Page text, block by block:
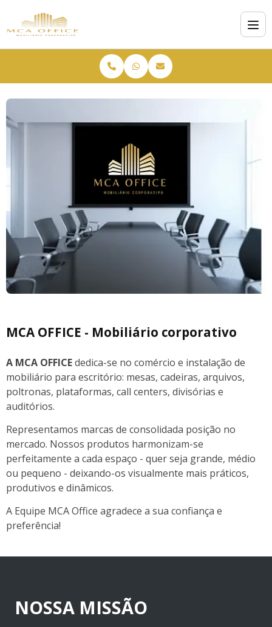
MCA OFFICE - Mobiliário corporativo
A MCA OFFICEdedica-se no comércio e instalação de
mobiliário para escritório: mesas, cadeiras, arquivos,
poltronas, plataformas, call centers, divisórias e
auditórios.
Representamos marcas de consolidada posição no
mercado. Nossos produtos harmonizam-se
perfeitamente a cada espaço - quer seja grande, médio
ou pequeno - deixando-os visualmente mais práticos,
produtivos e dinâmicos.
A Equipe MCA Office agradece a sua confiança e
preferência!
NOSSA MISSÃO